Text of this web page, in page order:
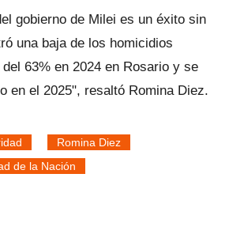
gobierno de Milei es un éxito sin
una baja de los homicidios
63% en 2024 en Rosario y se
en el 2025", resaltó Romina Diez.
Romina Diez
de la Nación